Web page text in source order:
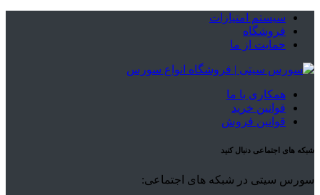
سیستم امتیازات
فروشگاه
حمایت از ما
همکاری با ما
قوانین خرید
قوانین فروش
شبکه های اجتماعی دنبال کنید
سورس سیتی در شبکه های اجتماعی: